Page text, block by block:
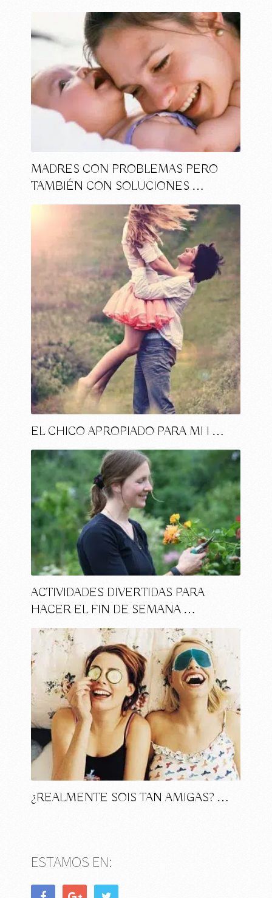
MADRES CON PROBLEMAS PERO
TAMBIÉN CON SOLUCIONES …
EL CHICO APROPIADO PARA MI I …
ACTIVIDADES DIVERTIDAS PARA
HACER EL FIN DE SEMANA …
¿REALMENTE SOIS TAN AMIGAS? …
ESTAMOS EN: